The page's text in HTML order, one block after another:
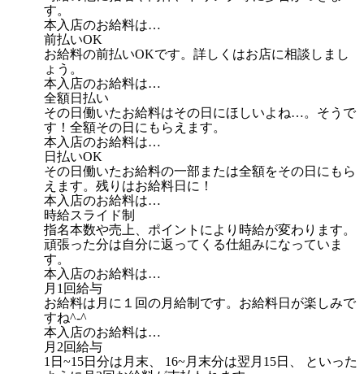
す。
本入店のお給料は…
前払いOK
お給料の前払いOKです。詳しくはお店に相談しまし
ょう。
本入店のお給料は…
全額日払い
その日働いたお給料はその日にほしいよね…。そうで
す！全額その日にもらえます。
本入店のお給料は…
日払いOK
その日働いたお給料の一部または全額をその日にもら
えます。残りはお給料日に！
本入店のお給料は…
時給スライド制
指名本数や売上、ポイントにより時給が変わります。
頑張った分は自分に返ってくる仕組みになっていま
す。
本入店のお給料は…
月1回給与
お給料は月に１回の月給制です。お給料日が楽しみで
すね^-^
本入店のお給料は…
月2回給与
1日~15日分は月末、 16~月末分は翌月15日、 といった